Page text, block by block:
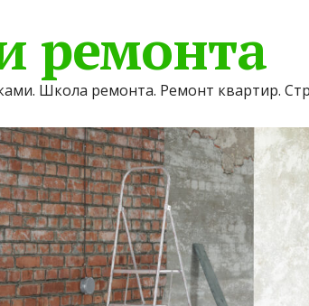
ремонта
Школа ремонта. Ремонт квартир.